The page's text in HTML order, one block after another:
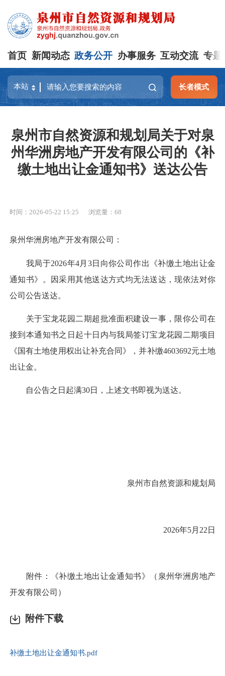
首页 新闻动态 政务公开 办事服务 互动交流 专题
长者模式
泉州市自然资源和规划局关于对泉
州华洲房地产开发有限公司的《补
缴土地出让金通知书》送达公告
时间：2026-05-22 15:25 浏览量： 68
泉州华洲房地产开发有限公司：
我局于2026年4月3日向你公司作出《补缴土地出让金
通知书》。因采用其他送达方式均无法送达，现依法对你
公司公告送达。
关于宝龙花园二期超批准面积建设一事，限你公司在
接到本通知书之日起十日内与我局签订宝龙花园二期项目
《国有土地使用权出让补充合同》，并补缴4603692元土地
出让金。
自公告之日起满30日，上述文书即视为送达。
泉州市自然资源和规划局
2026年5月22日
附件：《补缴土地出让金通知书》（泉州华洲房地产
开发有限公司）
附件下载
补缴土地出让金通知书.pdf